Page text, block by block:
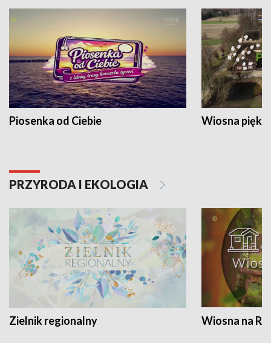
Piosenka od Ciebie Wiosna
PRZYRODA I EKOLOGIA
Zielnik regionalny Wiosna na